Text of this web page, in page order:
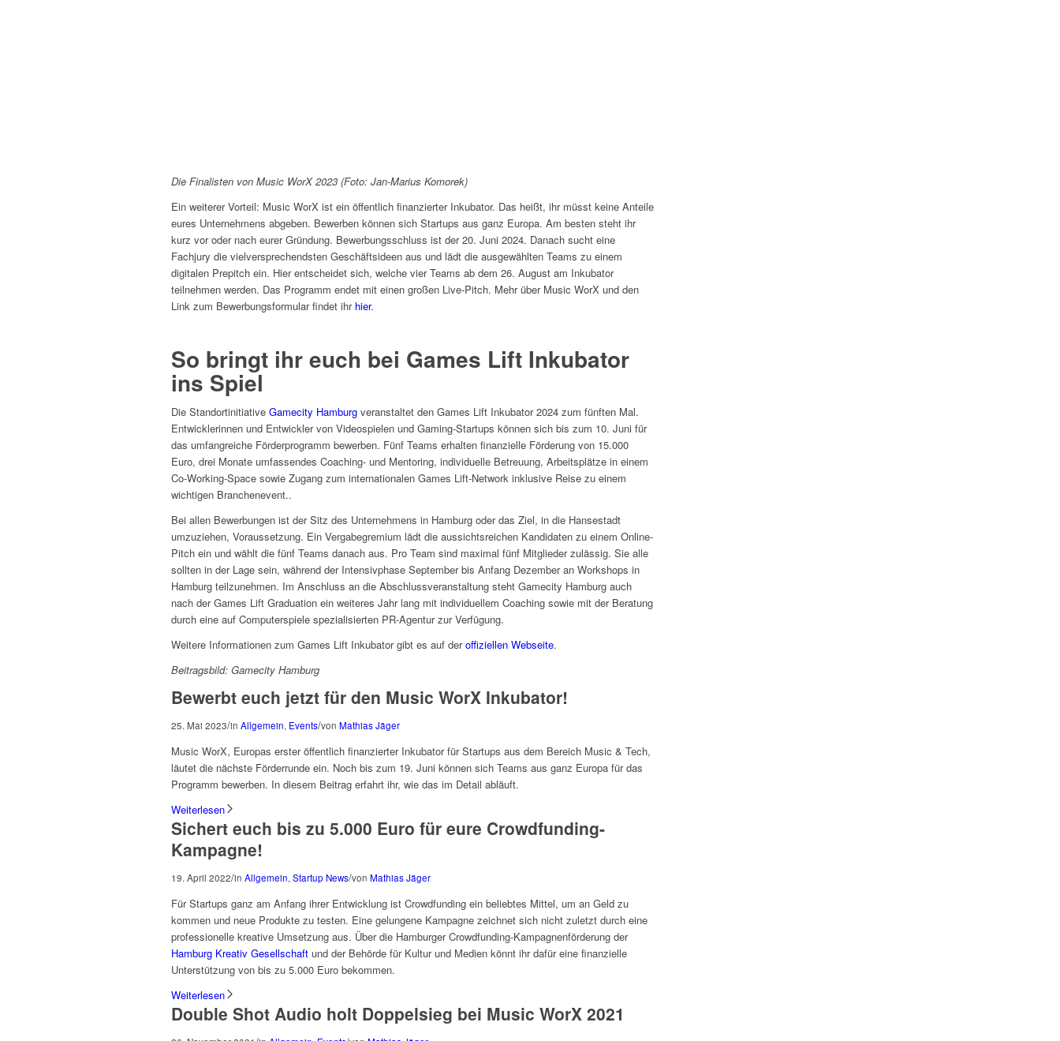
Die Finalisten von Music WorX 2023 (Foto: Jan-Marius Komorek)
Ein weiterer Vorteil: Music WorX ist ein öffentlich finanzierter Inkubator. Das heißt, ihr müsst keine Anteile
eures Unternehmens abgeben. Bewerben können sich Startups aus ganz Europa. Am besten steht ihr
kurz vor oder nach eurer Gründung. Bewerbungsschluss ist der 20. Juni 2024. Danach sucht eine
Fachjury die vielversprechendsten Geschäftsideen aus und lädt die ausgewählten Teams zu einem
digitalen Prepitch ein. Hier entscheidet sich, welche vier Teams ab dem 26. August am Inkubator
teilnehmen werden. Das Programm endet mit einen großen Live-Pitch. Mehr über Music WorX und den
Link zum Bewerbungsformular findet ihr hier.
So bringt ihr euch bei Games Lift Inkubator
ins Spiel
Die Standortinitiative Gamecity Hamburg veranstaltet den Games Lift Inkubator 2024 zum fünften Mal.
Entwicklerinnen und Entwickler von Videospielen und Gaming-Startups können sich bis zum 10. Juni für
das umfangreiche Förderprogramm bewerben. Fünf Teams erhalten finanzielle Förderung von 15.000
Euro, drei Monate umfassendes Coaching- und Mentoring, individuelle Betreuung, Arbeitsplätze in einem
Co-Working-Space sowie Zugang zum internationalen Games Lift-Network inklusive Reise zu einem
wichtigen Branchenevent..
Bei allen Bewerbungen ist der Sitz des Unternehmens in Hamburg oder das Ziel, in die Hansestadt
umzuziehen, Voraussetzung. Ein Vergabegremium lädt die aussichtsreichen Kandidaten zu einem Online-
Pitch ein und wählt die fünf Teams danach aus. Pro Team sind maximal fünf Mitglieder zulässig. Sie alle
sollten in der Lage sein, während der Intensivphase September bis Anfang Dezember an Workshops in
Hamburg teilzunehmen. Im Anschluss an die Abschlussveranstaltung steht Gamecity Hamburg auch
nach der Games Lift Graduation ein weiteres Jahr lang mit individuellem Coaching sowie mit der Beratung
durch eine auf Computerspiele spezialisierten PR-Agentur zur Verfügung.
Weitere Informationen zum Games Lift Inkubator gibt es auf deroffiziellen Webseite.
Beitragsbild: Gamecity Hamburg
Bewerbt euch jetzt für den Music WorX Inkubator!
25. Mai 2023/in Allgemein, Events/von Mathias Jäger
Music WorX, Europas erster öffentlich finanzierter Inkubator für Startups aus dem Bereich Music & Tech,
läutet die nächste Förderrunde ein. Noch bis zum 19. Juni können sich Teams aus ganz Europa für das
Programm bewerben. In diesem Beitrag erfahrt ihr, wie das im Detail abläuft.
Weiterlesen
Sichert euch bis zu 5.000 Euro für eure Crowdfunding-
Kampagne!
19. April 2022/in Allgemein,Startup News/von Mathias Jäger
Für Startups ganz am Anfang ihrer Entwicklung ist Crowdfunding ein beliebtes Mittel, um an Geld zu
kommen und neue Produkte zu testen. Eine gelungene Kampagne zeichnet sich nicht zuletzt durch eine
professionelle kreative Umsetzung aus. Über die Hamburger Crowdfunding-Kampagnenförderung der
Hamburg Kreativ Gesellschaft und der Behörde für Kultur und Medien könnt ihr dafür eine finanzielle
Unterstützung von bis zu 5.000 Euro bekommen.
Weiterlesen
Double Shot Audio holt Doppelsieg bei Music WorX 2021